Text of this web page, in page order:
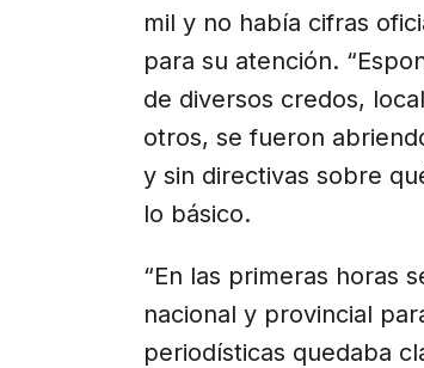
mil y no había cifras
para su atención.
de diversos credos,
otros, se fueron
y sin directivas sobre
lo básico.
“En las primeras horas
nacional y provincial
periodísticas quedaba